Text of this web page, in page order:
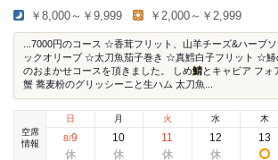
￥8,000～￥9,999 ￥2,000～￥2,999
...7000円のコース ☆香茸フリット、山羊チーズ&ハーブ
ックオリーブ ☆太刀魚茄子巻き ☆真鱈白子フリット ☆鰆
のおまかせコースを頂きました。 しめ鯖とキャビア フォ
蟹 蕎麦粉のグリッシーニと生ハム 太刀魚...
空席
情報
日
8/9
月
10
火
11
水
12
木
13